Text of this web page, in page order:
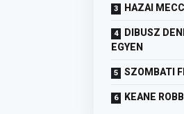
HAZAI
DIBUSZ
EGYEN
SZOMBATI
KEANE